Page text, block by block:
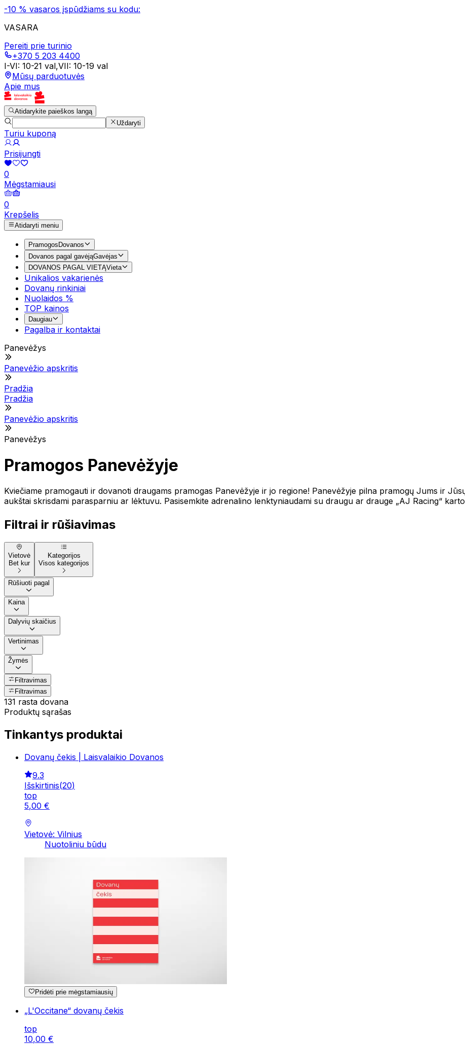
-10 % vasaros įspūdžiams su kodu:
VASARA
Pereiti prie turinio
+370 5 203 4400
I-VI: 10-21 val,VII: 10-19 val
Mūsų parduotuvės
Apie mus
Atidarykite paieškos langą
Uždaryti
Turiu kuponą
Prisijungti
0
Mėgstamiausi
0
Krepšelis
Atidaryti meniu
Pramogos Dovanos
Dovanos pagal gavėjąGavėjas
DOVANOS PAGAL VIETĄVieta
Unikalios vakarienės
Dovanų rinkiniai
Nuolaidos %
TOP kainos
Daugiau
Pagalba ir kontaktai
Panevėžys
Panevėžio apskritis
Pradžia
Pradžia
Panevėžio apskritis
Panevėžys
Pramogos Panevėžyje
Kviečiame pramogauti ir dovanoti draugams pramogas Panevėžyje ir jo regione! Panevėžyje pilna pramogų Jums ir
aukštai skrisdami parasparniu ar lėktuvu. Pasisemkite adrenalino lenktyniaudami su draugu ar drauge „AJ Racing“
Filtrai ir rūšiavimas
Vietovė
Bet kur
Kategorijos
Visos kategorijos
Rūšiuoti pagal
Kaina
Dalyvių skaičius
Vertinimas
Žymės
Filtravimas
Filtravimas
131 rasta dovana
Produktų sąrašas
Tinkantys produktai
Dovanų čekis | Laisvalaikio Dovanos
9.3
Išskirtinis(20)
top
5,00 €
Vietovė: Vilnius
Nuotoliniu būdu
Pridėti prie mėgstamiausių
„L'Occitane“ dovanų čekis
top
10,00 €